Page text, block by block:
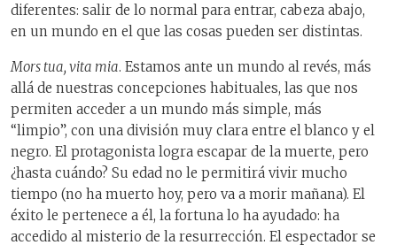
diferentes: salir de lo normal para entrar, cabeza abajo,
en un mundo en el que las cosas pueden ser distintas.
Mors tua, vita mia. Estamos ante un mundo al revés, más
allá de nuestras concepciones habituales, las que nos
permiten acceder a un mundo más simple, más
“limpio”, con una división muy clara entre el blanco y el
negro. El protagonista logra escapar de la muerte, pero
¿hasta cuándo? Su edad no le permitirá vivir mucho
tiempo (no ha muerto hoy, pero va a morir mañana). El
éxito le pertenece a él, la fortuna lo ha ayudado: ha
accedido al misterio de la resurrección. El espectador se